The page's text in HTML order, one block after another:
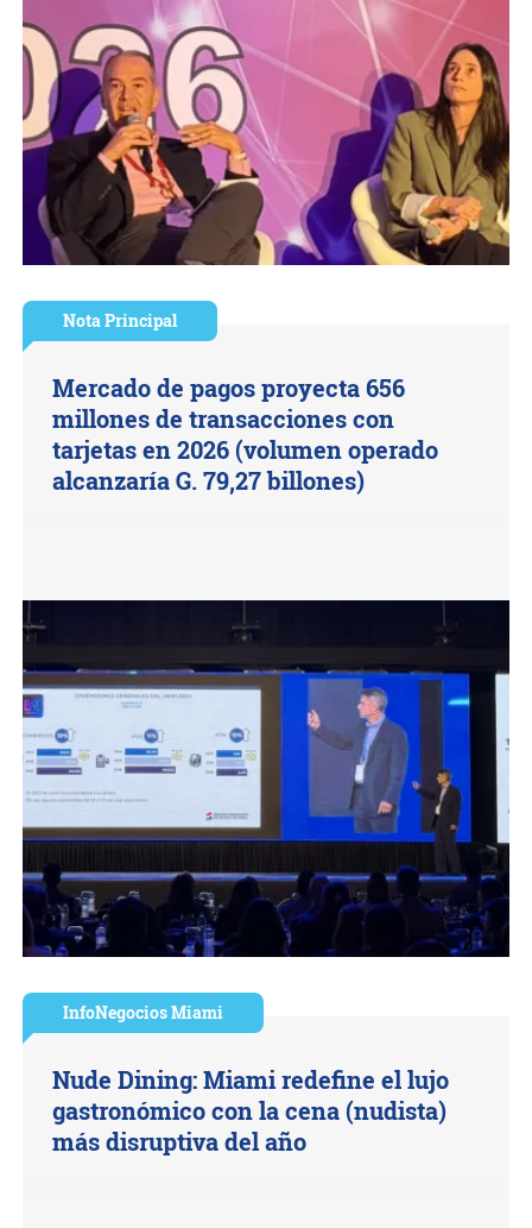
Nota Principal
Mercado de pagos proyecta 656
millones de transacciones con
tarjetas en 2026 (volumen operado
alcanzaría G. 79,27 billones)
InfoNegocios Miami
Nude Dining: Miami redefine el lujo
gastronómico con la cena (nudista)
más disruptiva del año